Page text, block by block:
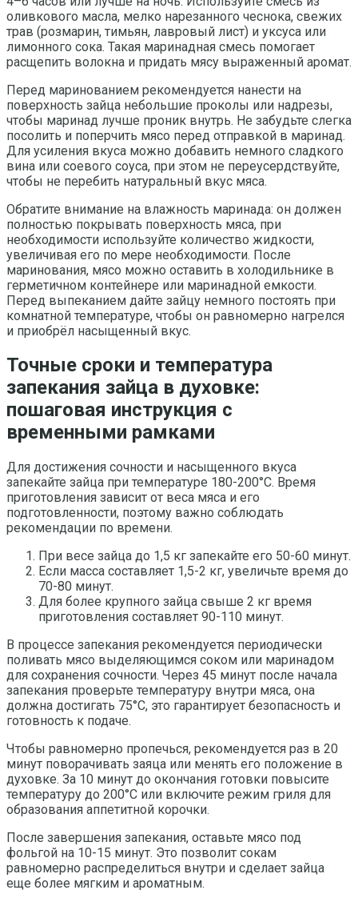
оливкового масла, мелко нарезанного чеснока, свежих
трав (розмарин, тимьян, лавровый лист) и уксуса или
лимонного сока. Такая маринадная смесь помогает
расщепить волокна и придать мясу выраженный аромат.
Перед маринованием рекомендуется нанести на
поверхность зайца небольшие проколы или надрезы,
чтобы маринад лучше проник внутрь. Не забудьте слегка
посолить и поперчить мясо перед отправкой в маринад.
Для усиления вкуса можно добавить немного сладкого
вина или соевого соуса, при этом не переусердствуйте,
чтобы не перебить натуральный вкус мяса.
Обратите внимание на влажность маринада: он должен
полностью покрывать поверхность мяса, при
необходимости используйте количество жидкости,
увеличивая его по мере необходимости. После
маринования, мясо можно оставить в холодильнике в
герметичном контейнере или маринадной емкости.
Перед выпеканием дайте зайцу немного постоять при
комнатной температуре, чтобы он равномерно нагрелся
и приобрёл насыщенный вкус.
Точные сроки и температура
запекания зайца в духовке:
пошаговая инструкция с
временными рамками
Для достижения сочности и насыщенного вкуса
запекайте зайца при температуре 180-200°C. Время
приготовления зависит от веса мяса и его
подготовленности, поэтому важно соблюдать
рекомендации по времени.
При весе зайца до 1,5 кг запекайте его 50-60 минут.
Если масса составляет 1,5-2 кг, увеличьте время до
70-80 минут.
Для более крупного зайца свыше 2 кг время
приготовления составляет 90-110 минут.
В процессе запекания рекомендуется периодически
поливать мясо выделяющимся соком или маринадом
для сохранения сочности. Через 45 минут после начала
запекания проверьте температуру внутри мяса, она
должна достигать 75°C, это гарантирует безопасность и
готовность к подаче.
Чтобы равномерно пропечься, рекомендуется раз в 20
минут поворачивать заяца или менять его положение в
духовке. За 10 минут до окончания готовки повысите
температуру до 200°C или включите режим гриля для
образования аппетитной корочки.
После завершения запекания, оставьте мясо под
фольгой на 10-15 минут. Это позволит сокам
равномерно распределиться внутри и сделает зайца
еще более мягким и ароматным.